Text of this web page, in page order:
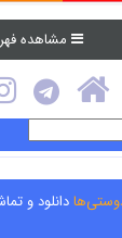
مشاهده
دانلود و